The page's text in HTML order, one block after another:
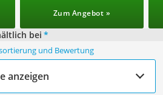
Zum Angebot »
bei *
und Bewertung
anzeigen